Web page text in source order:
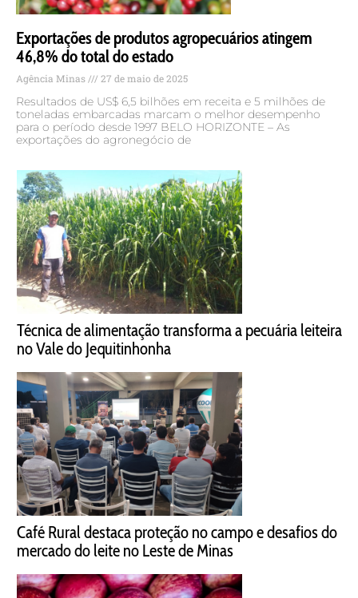
Exportações de produtos agropecuários atingem
46,8% do total do estado
Agência Minas 27 de maio de 2025
Resultados de US$ 6,5 bilhões em receita e 5 milhões de
toneladas embarcadas marcam o melhor desempenho
para o período desde 1997 BELO HORIZONTE – As
exportações do agronegócio de
Técnica de alimentação transforma a pecuária leiteira
no Vale do Jequitinhonha
Café Rural destaca proteção no campo e desafios do
mercado do leite no Leste de Minas